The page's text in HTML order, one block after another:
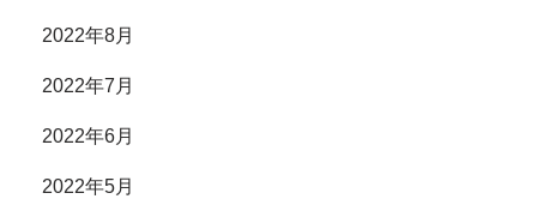
2022年8月
2022年7月
2022年6月
2022年5月